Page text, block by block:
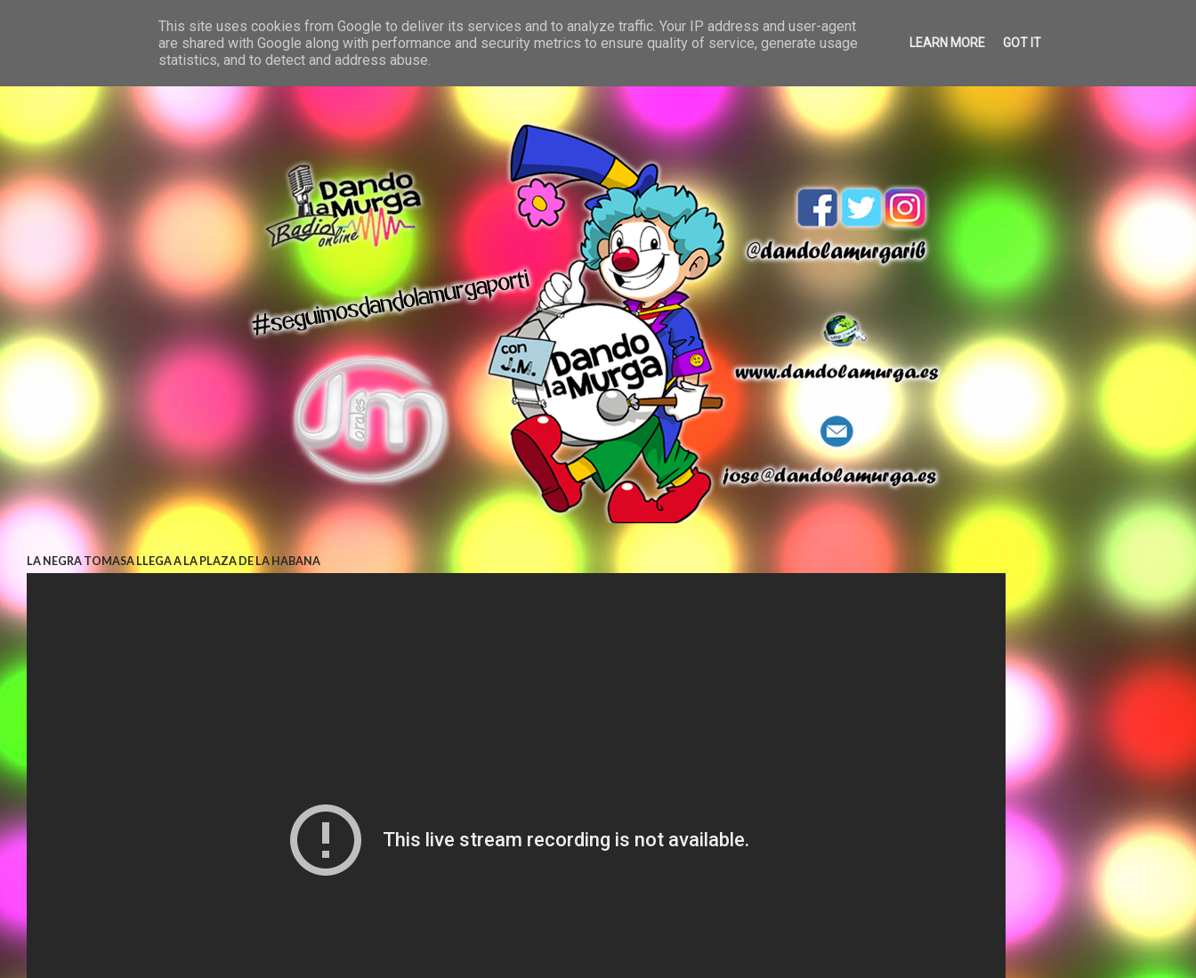
LA NEGRA TOMASA LLEGA A LA PLAZA DE LA HABANA
This site uses cookies from Google to deliver its services and to analyze traffic. Your IP address and user-agent
are shared with Google along with performance and security metrics to ensure quality of service, generate usage
statistics, and to detect and address abuse.
LEARN MORE GOT IT